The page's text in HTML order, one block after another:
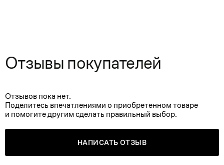
Отзывы покупателей
Отзывов пока нет.
Поделитесь впечатлениями о приобретенном товаре
и помогите другим сделать правильный выбор.
НАПИСАТЬ ОТЗЫВ